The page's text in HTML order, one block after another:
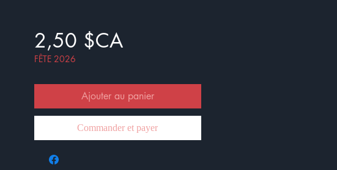
2,50 $CAPrix
FÊTE 2026
Ajouter au panier
Commander et payer